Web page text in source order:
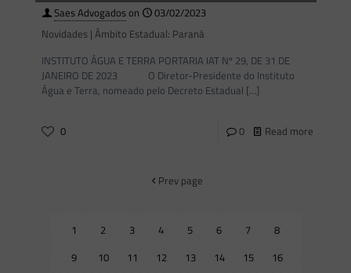
Saes Advogadoson
03/02/2023
Novidades | Âmbito Estadual: Paraná
INSTITUTO ÁGUA E TERRA PORTARIA IAT Nº 29, DE 31 DE
JANEIRO DE 2023 O Diretor-Presidente do Instituto
Água e Terra, nomeado pelo Decreto Estadual […]
0 0 Read more
Prev page
1 2 3 4 5 6 7
8
9
10 11 12 13 14 15
16